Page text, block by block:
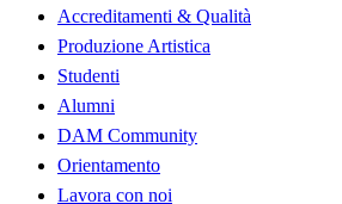
Accreditamenti & Qualità
Produzione Artistica
Studenti
Alumni
DAM Community
Orientamento
Lavora con noi